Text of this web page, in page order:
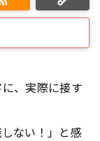
、実際に接す
ない！」と感